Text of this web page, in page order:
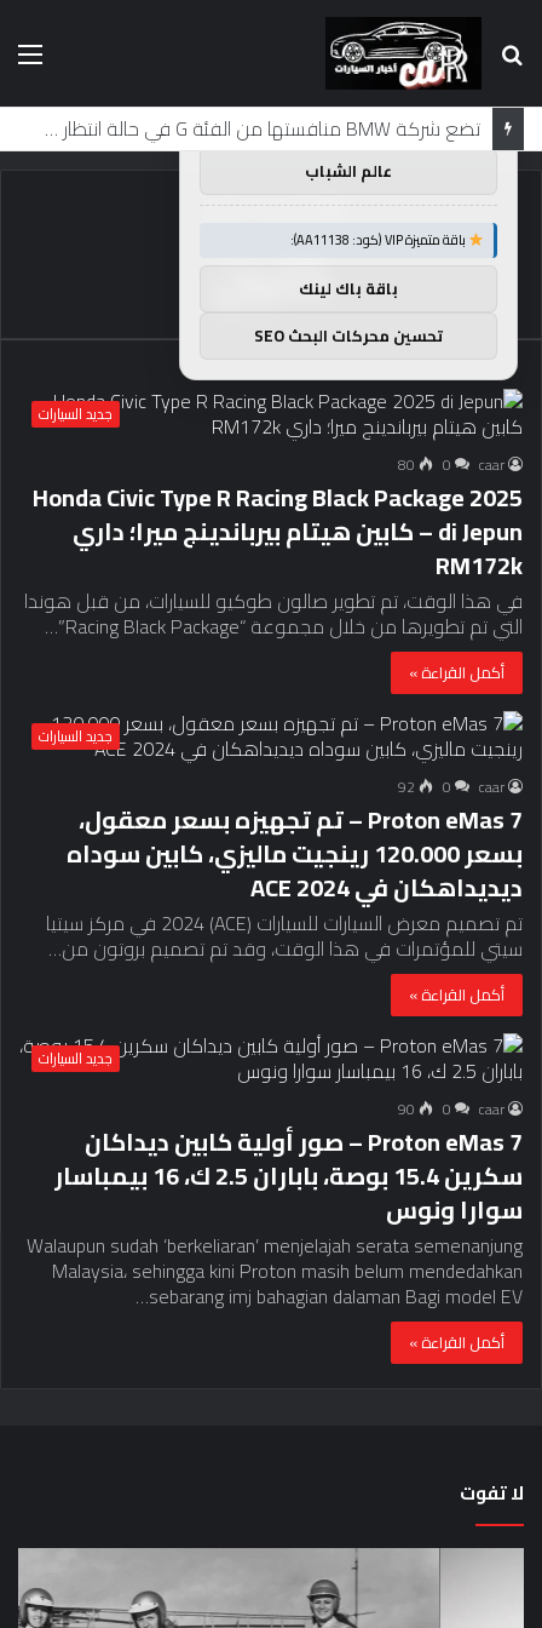
بحث
عن
تضع شركة BMW منافستها من الفئة G في حالة انتظار مع وصول الرياح المعاكسة في الصين إلى موطنها
الرئيسية/كابين
كابين
جديد السيارات
caar
0
80
Honda Civic Type R Racing Black Package 2025
di Jepun – كابين هيتام بيرباندينج ميرا؛ داري
RM172k
في هذا الوقت، تم تطوير صالون طوكيو للسيارات، من قبل هوندا
التي تم تطويرها من خلال مجموعة “Racing Black Package”…
أكمل القراءة »
جديد السيارات
caar
0
92
Proton eMas 7 – تم تجهيزه بسعر معقول،
بسعر 120.000 رينجيت ماليزي، كابين سوداه
ديديداهكان في ACE 2024
تم تصميم معرض السيارات للسيارات (ACE) 2024 في مركز سيتيا
سيتي للمؤتمرات في هذا الوقت، وقد تم تصميم بروتون من…
أكمل القراءة »
جديد السيارات
caar
0
90
Proton eMas 7 – صور أولية كابين ديداكان
سكرين 15.4 بوصة، باباران 2.5 ك، 16 بيمباسار
سوارا ونوس
Walaupun sudah ‘berkeliaran’ menjelajah serata semenanjung
Malaysia، sehingga kini Proton masih belum mendedahkan
sebarang imj bahagian dalaman Bagi model EV…
أكمل القراءة »
لا تفوت
لماذا
توصيات :
باقة متميزة VIP (كود: AA86842):
عالم الشباب
باقة متميزة VIP (كود: AA11138):
باقة باك لينك
تحسين محركات البحث SEO